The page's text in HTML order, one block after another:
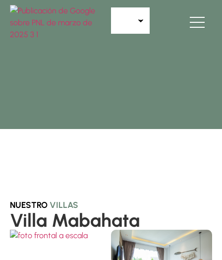
NUESTRO VILLAS
Villa Mabahata